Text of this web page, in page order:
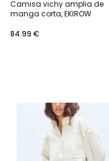
Camisa vichy amplia de
manga corta, EKIROW
84.99 €